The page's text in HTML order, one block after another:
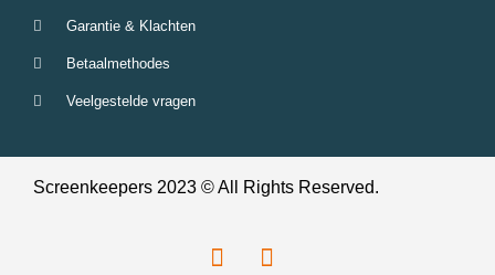
Garantie & Klachten
Betaalmethodes
Veelgestelde vragen
Screenkeepers 2023 © All Rights Reserved.